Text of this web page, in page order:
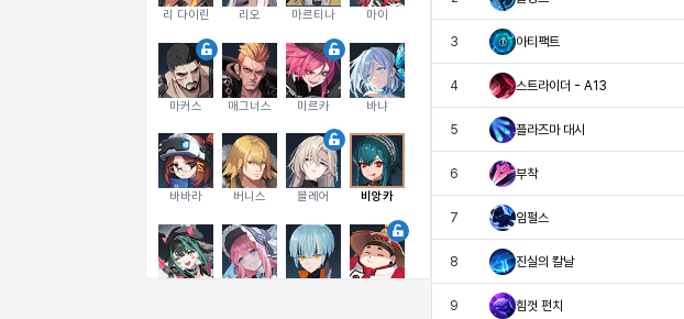
리 다이린 리오 마르티나 마이
마커스 매그너스 미르카 바냐
바바라 버니스 블레어 비앙카
3 아티팩트
4 스트라이더 - A13
5 플라즈마 대시
6 부착
7 임펄스
8 진실의 칼날
9 힘껏 펀치